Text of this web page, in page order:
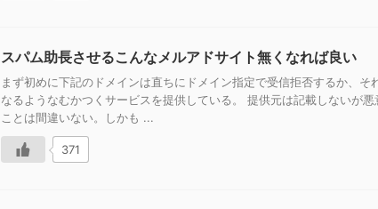
スパム助長させるこんなメルアドサイト無くなれば良い
まず初めに下記のドメインは直ちにドメイン指定で受信拒否するか、そ
なるようなむかつくサービスを提供している。 提供元は記載しないが
ことは間違いない。しかも ...
371